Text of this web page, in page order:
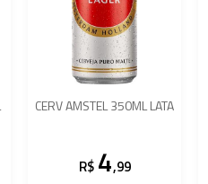
CERV AMSTEL 350ML LATA
R$ 4,99